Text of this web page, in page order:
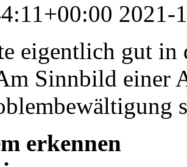
2021-
eigentlich gut
Sinnbild einer
erkennen